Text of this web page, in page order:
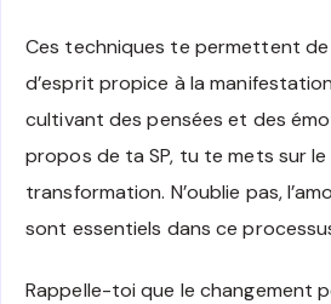
Ces techniques te permettent
d’esprit propice à la
cultivant des pensées et des
propos de ta SP, tu te mets sur le
transformation. N’oublie pas,
sont essentiels dans ce
Rappelle-toi que le changement